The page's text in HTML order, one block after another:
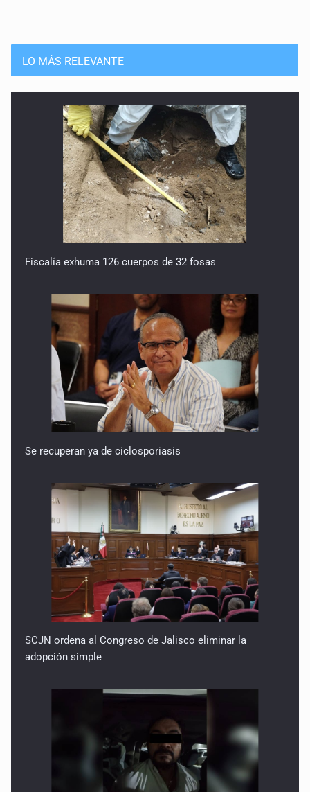
LO MÁS RELEVANTE
Fiscalía exhuma 126 cuerpos de 32 fosas
Se recuperan ya de ciclosporiasis
SCJN ordena al Congreso de Jalisco eliminar la
adopción simple